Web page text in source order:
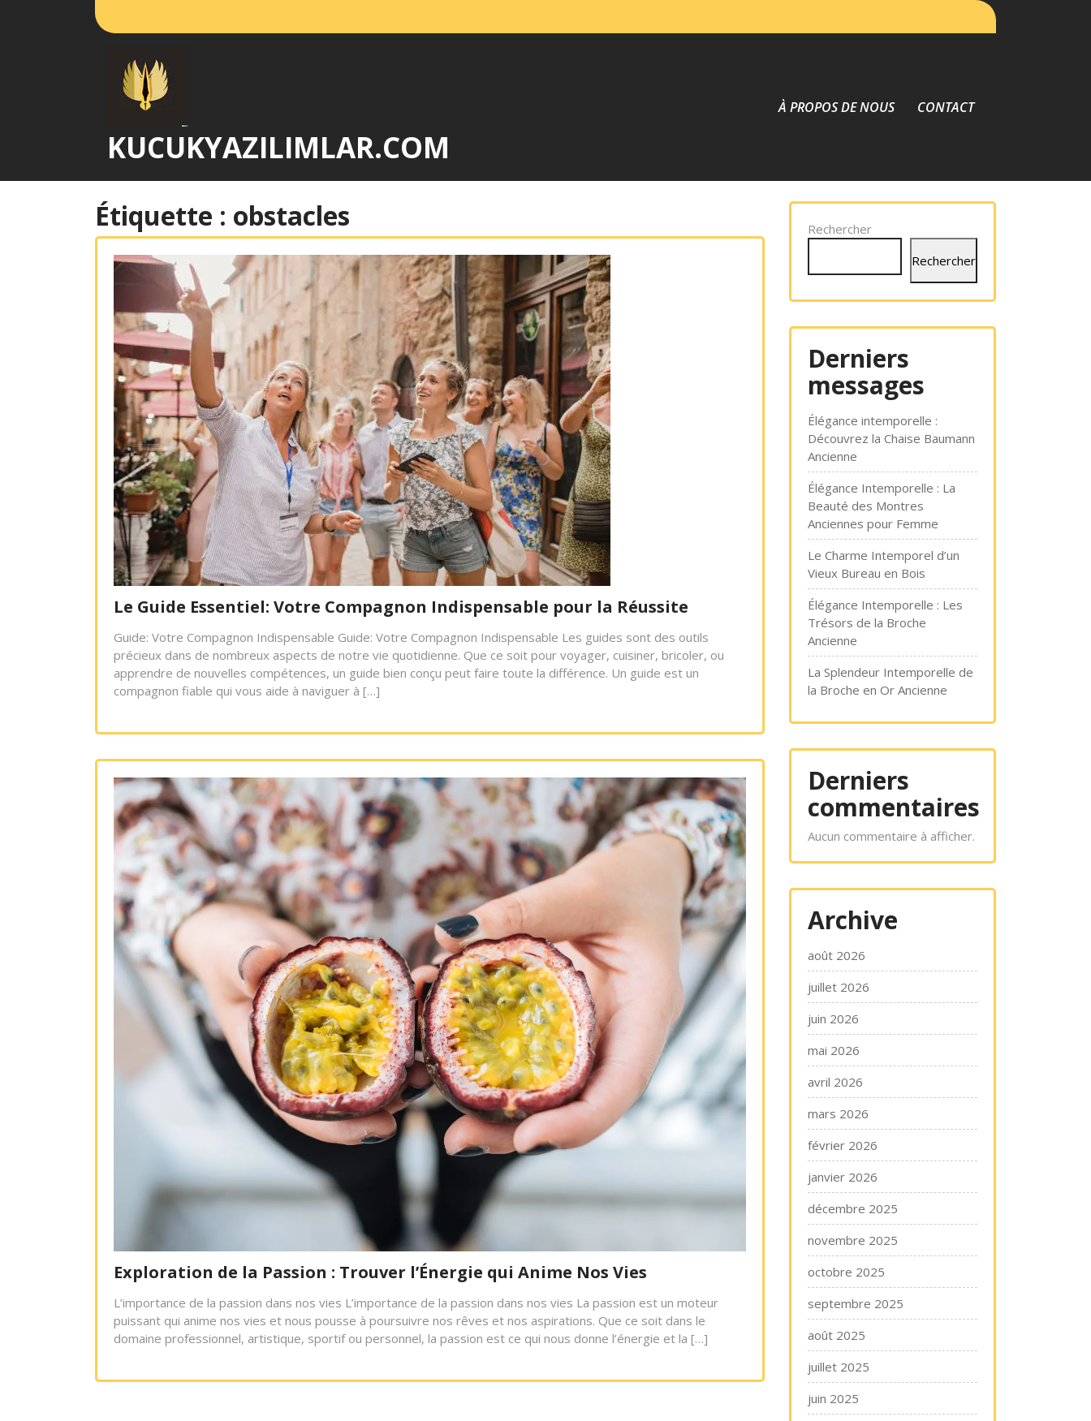
KUCUKYAZILIMLAR.COM
À PROPOS DE NOUS CONTACT
Étiquette : obstacles
Le Guide Essentiel: Votre Compagnon Indispensable pour la Réussite
Guide: Votre Compagnon Indispensable Guide: Votre Compagnon Indispensable Les guides sont des outils
précieux dans de nombreux aspects de notre vie quotidienne. Que ce soit pour voyager, cuisiner, bricoler, ou
apprendre de nouvelles compétences, un guide bien conçu peut faire toute la différence. Un guide est un
compagnon fiable qui vous aide à naviguer à […]
Exploration de la Passion : Trouver l’Énergie qui Anime Nos Vies
L’importance de la passion dans nos vies L’importance de la passion dans nos vies La passion est un moteur
puissant qui anime nos vies et nous pousse à poursuivre nos rêves et nos aspirations. Que ce soit dans le
domaine professionnel, artistique, sportif ou personnel, la passion est ce qui nous donne l’énergie et la […]
Rechercher
Rechercher
Derniers
messages
Élégance intemporelle :
Découvrez la Chaise Baumann
Ancienne
Élégance Intemporelle : La
Beauté des Montres
Anciennes pour Femme
Le Charme Intemporel d’un
Vieux Bureau en Bois
Élégance Intemporelle : Les
Trésors de la Broche
Ancienne
La Splendeur Intemporelle de
la Broche en Or Ancienne
Derniers
commentaires
Aucun commentaire à afficher.
Archive
août 2026
juillet 2026
juin 2026
mai 2026
avril 2026
mars 2026
février 2026
janvier 2026
décembre 2025
novembre 2025
octobre 2025
septembre 2025
août 2025
juillet 2025
juin 2025